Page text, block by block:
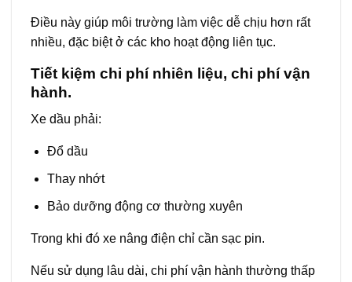
Điều này giúp môi trường làm việc dễ chịu hơn rất
nhiều, đặc biệt ở các kho hoạt động liên tục.
Tiết kiệm chi phí nhiên liệu, chi phí vận
hành.
Xe dầu phải:
Đổ dầu
Thay nhớt
Bảo dưỡng động cơ thường xuyên
Trong khi đó xe nâng điện chỉ cần sạc pin.
Nếu sử dụng lâu dài, chi phí vận hành thường thấp